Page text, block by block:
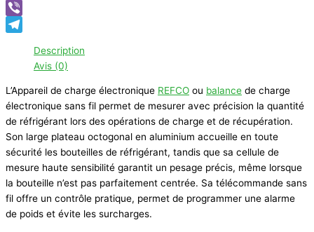
WhatsApp
Viber
Description
Avis (0)
L’Appareil de charge électronique REFCO ou balance de charge
électronique sans fil permet de mesurer avec précision la quantité
de réfrigérant lors des opérations de charge et de récupération.
Son large plateau octogonal en aluminium accueille en toute
sécurité les bouteilles de réfrigérant, tandis que sa cellule de
mesure haute sensibilité garantit un pesage précis, même lorsque
la bouteille n’est pas parfaitement centrée. Sa télécommande sans
fil offre un contrôle pratique, permet de programmer une alarme
de poids et évite les surcharges.